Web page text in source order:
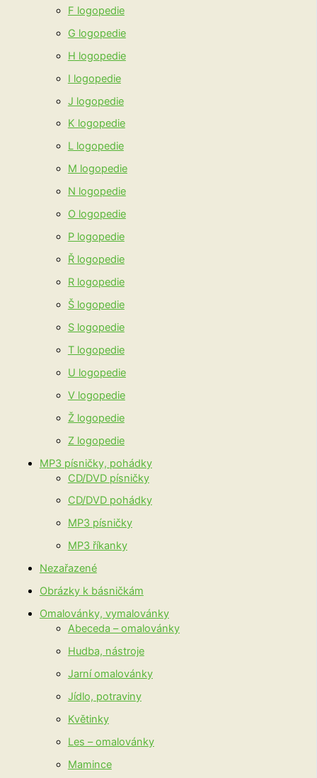
F logopedie
G logopedie
H logopedie
I logopedie
J logopedie
K logopedie
L logopedie
M logopedie
N logopedie
O logopedie
P logopedie
Ř logopedie
R logopedie
Š logopedie
S logopedie
T logopedie
U logopedie
V logopedie
Ž logopedie
Z logopedie
MP3 písničky, pohádky
CD/DVD písničky
CD/DVD pohádky
MP3 písničky
MP3 říkanky
Nezařazené
Obrázky k básničkám
Omalovánky, vymalovánky
Abeceda – omalovánky
Hudba, nástroje
Jarní omalovánky
Jídlo, potraviny
Květinky
Les – omalovánky
Mamince